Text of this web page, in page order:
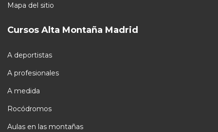
Mapa del sitio
Cursos Alta Montaña Madrid
A deportistas
A profesionales
A medida
Rocódromos
Aulas en las montañas